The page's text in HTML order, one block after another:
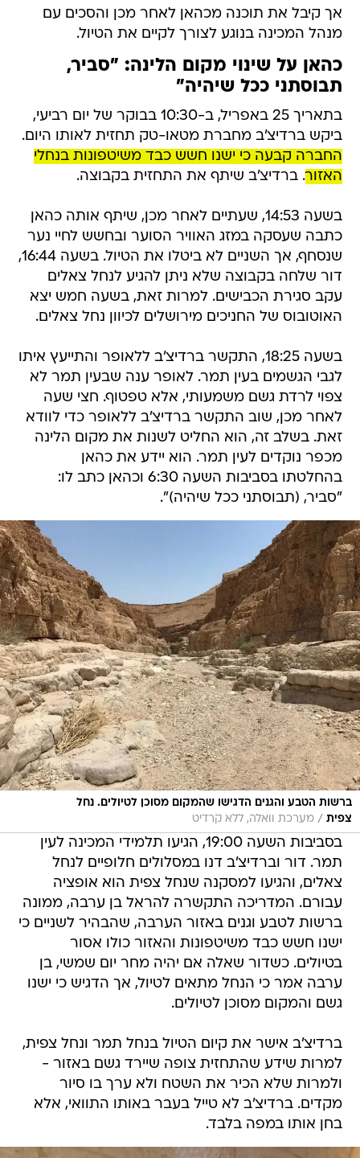
אך קיבל את תוכנה מכהאן לאחר מכן והסכים עם
מנהל המכינה בנוגע לצורך לקיים את הטיול.
כהאן על שינוי מקום הלינה: "סביר,
תבוסתני ככל שיהיה"
בתאריך 25 באפריל, ב-10:30 בבוקר של יום רביעי,
ביקש ברדיצ'ב מחברת מטאו-טק תחזית לאותו היום.
החברה קבעה כי ישנו חשש כבד משיטפונות בנחלי
האזור. ברדיצ'ב שיתף את התחזית בקבוצה.
בשעה 14:53, שעתיים לאחר מכן, שיתף אותה כהאן
כתבה שעסקה במזג האוויר הסוער ובחשש לחיי נער
שנסחף, אך השניים לא ביטלו את הטיול. בשעה 16:44,
דור שלחה בקבוצה שלא ניתן להגיע לנחל צאלים
עקב סגירת הכבישים. למרות זאת, בשעה חמש יצא
האוטובוס של החניכים מירושלים לכיוון נחל צאלים.
בשעה 18:25, התקשר ברדיצ'ב ללאופר והתייעץ איתו
לגבי הגשמים בעין תמר. לאופר ענה שבעין תמר לא
צפוי לרדת גשם משמעותי, אלא טפטוף. חצי שעה
לאחר מכן, שוב התקשר ברדיצ'ב ללאופר כדי לוודא
זאת. בשלב זה, הוא החליט לשנות את מקום הלינה
מכפר נוקדים לעין תמר. הוא יידע את כהאן
בהחלטתו בסביבות השעה 6:30 וכהאן כתב לו:
"סביר, (תבוסתני ככל שיהיה)".
ברשות הטבע והגנים הדגישו שהמקום מסוכן לטיולים. נחל
צפית / מערכת וואלה, ללא קרדיט
בסביבות השעה 19:00, הגיעו תלמידי המכינה לעין
תמר. דור וברדיצ'ב דנו במסלולים חלופיים לנחל
צאלים, והגיעו למסקנה שנחל צפית הוא אופציה
עבורם. המדריכה התקשרה להראל בן ערבה, ממונה
ברשות לטבע וגנים באזור הערבה, שהבהיר לשניים כי
ישנו חשש כבד משיטפונות והאזור כולו אסור
בטיולים. כשדור שאלה אם יהיה מחר יום שמשי, בן
ערבה אמר כי הנחל מתאים לטיול, אך הדגיש כי ישנו
גשם והמקום מסוכן לטיולים.
ברדיצ'ב אישר את קיום הטיול בנחל תמר ונחל צפית,
למרות שידע שהתחזית צופה שיירד גשם באזור -
ולמרות שלא הכיר את השטח ולא ערך בו סיור
מקדים. ברדיצ'ב לא טייל בעבר באותו התוואי, אלא
בחן אותו במפה בלבד.